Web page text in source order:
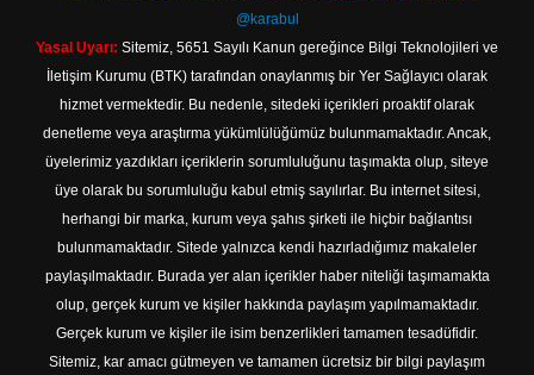
@karabul
Yasal Uyarı: Sitemiz, 5651 Sayılı Kanun gereğince Bilgi Teknolojileri ve
İletişim Kurumu (BTK) tarafından onaylanmış bir Yer Sağlayıcı olarak
hizmet vermektedir. Bu nedenle, sitedeki içerikleri proaktif olarak
denetleme veya araştırma yükümlülüğümüz bulunmamaktadır. Ancak,
üyelerimiz yazdıkları içeriklerin sorumluluğunu taşımakta olup, siteye
üye olarak bu sorumluluğu kabul etmiş sayılırlar. Bu internet sitesi,
herhangi bir marka, kurum veya şahıs şirketi ile hiçbir bağlantısı
bulunmamaktadır. Sitede yalnızca kendi hazırladığımız makaleler
paylaşılmaktadır. Burada yer alan içerikler haber niteliği taşımamakta
olup, gerçek kurum ve kişiler hakkında paylaşım yapılmamaktadır.
Gerçek kurum ve kişiler ile isim benzerlikleri tamamen tesadüfidir.
Sitemiz, kar amacı gütmeyen ve tamamen ücretsiz bir bilgi paylaşım